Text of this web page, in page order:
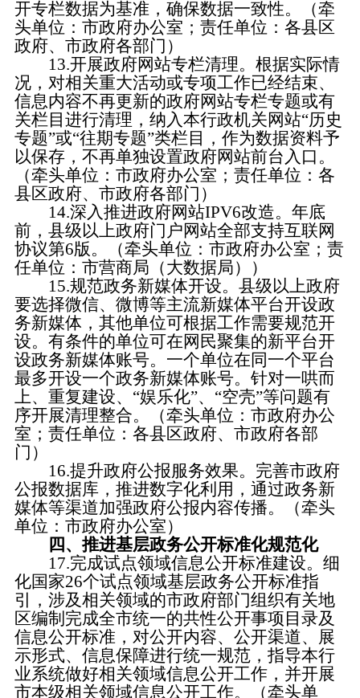
开专栏数据为基准，确保数据一致性。（牵
头单位：市政府办公室；责任单位：各县区
政府、市政府各部门）
13.开展政府网站专栏清理。 根据实际情
况，对相关重大活动或专项工作已经结束、
信息内容不再更新的政府网站专栏专题或有
关栏目进行清理，纳入本行政机关网站“历史
专题”或“往期专题”类栏目，作为数据资料予
以保存，不再单独设置政府网站前台入口。
（牵头单位：市政府办公室；责任单位：各
县区政府、市政府各部门）
14.深入推进政府网站IPV6改造。 年底
前，县级以上政府门户网站全部支持互联网
协议第6版。（牵头单位：市政府办公室；责
任单位：市营商局（大数据局））
15.规范政务新媒体开设。 县级以上政府
要选择微信、微博等主流新媒体平台开设政
务新媒体，其他单位可根据工作需要规范开
设。有条件的单位可在网民聚集的新平台开
设政务新媒体账号。一个单位在同一个平台
最多开设一个政务新媒体账号。针对一哄而
上、重复建设、 “娱乐化”、“空壳”等问题有
序开展清理整合。（牵头单位：市政府办公
室；责任单位：各县区政府、市政府各部
门）
16.提升政府公报服务效果。 完善市政府
公报数据库，推进数字化利用，通过政务新
媒体等渠道加强政府公报内容传播。（牵头
单位：市政府办公室）
四、推进基层政务公开标准化规范化
17.完成试点领域信息公开标准建设。 细
化国家26个试点领域基层政务公开标准指
引，涉及相关领域的市政府部门组织有关地
区编制完成全市统一的共性公开事项目录及
信息公开标准，对公开内容、公开渠道、展
示形式、信息保障进行统一规范，指导本行
业系统做好相关领域信息公开工作，并开展
市本级相关领域信息公开工作。（牵头单